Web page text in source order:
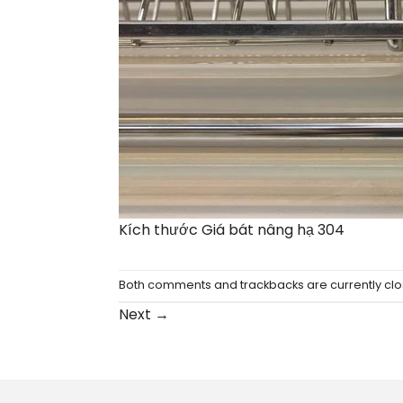
Kích thước Giá bát nâng hạ 304
Both comments and trackbacks are currently
Next →